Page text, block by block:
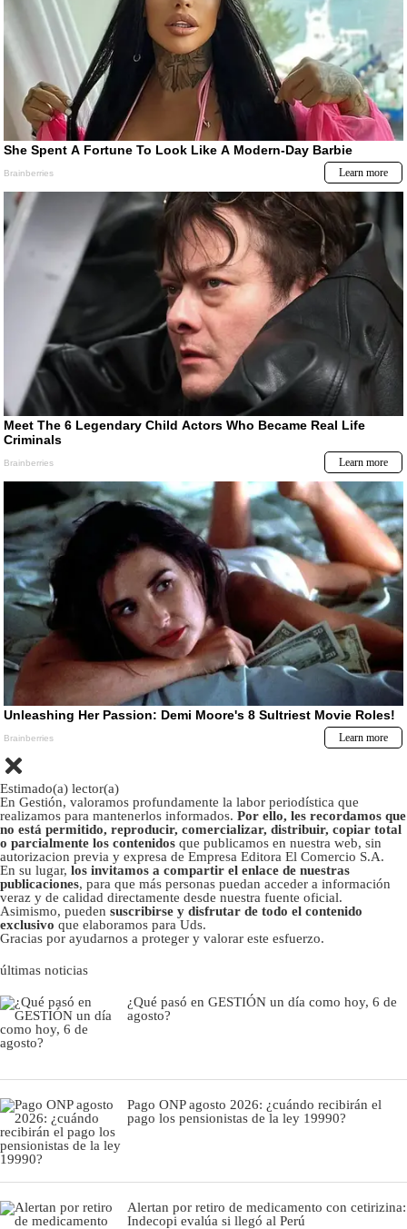
Estimado(a) lector(a)
En Gestión, valoramos profundamente la labor periodística que
realizamos para mantenerlos informados. Por ello, les recordamos que
no está permitido, reproducir, comercializar, distribuir, copiar total
o parcialmente los contenidos que publicamos en nuestra web, sin
autorizacion previa y expresa de Empresa Editora El Comercio S.A.
En su lugar, los invitamos a compartir el enlace de nuestras
publicaciones, para que más personas puedan acceder a información
veraz y de calidad directamente desde nuestra fuente oficial.
Asimismo, pueden suscribirse y disfrutar de todo el contenido
exclusivo que elaboramos para Uds.
Gracias por ayudarnos a proteger y valorar este esfuerzo.
últimas noticias
¿Qué pasó en GESTIÓN un día como hoy, 6 de
agosto?
Pago ONP agosto 2026: ¿cuándo recibirán el
pago los pensionistas de la ley 19990?
Alertan por retiro de medicamento con cetirizina:
Indecopi evalúa si llegó al Perú